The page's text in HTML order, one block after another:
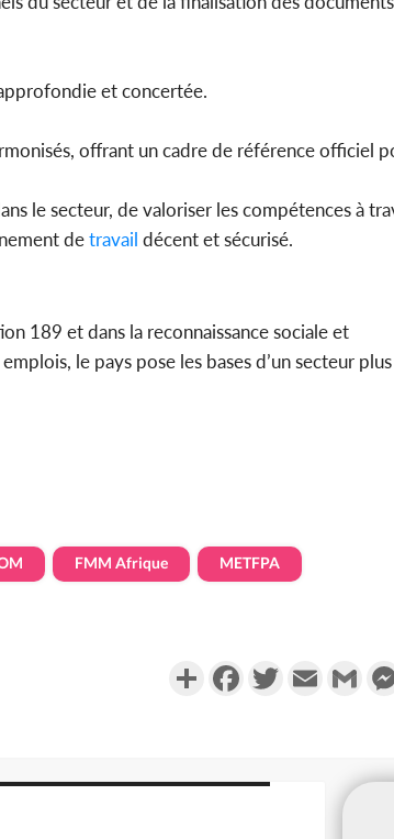
et concertée.
offrant un cadre de référence officiel
le secteur, de valoriser les compétences à
detravail décent et sécurisé.
189 et dans la reconnaissance sociale et
le pays pose les bases d’un secteur
FMM Afrique METFPA
PartagerFacebookTwitterEmail